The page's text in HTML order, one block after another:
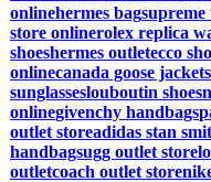
onlinehermes bagsupreme
store onlinerolex replica
shoeshermes outletecco
onlinecanada goose jackets
sunglasseslouboutin shoes
onlinegivenchy handbags
outlet storeadidas stan
handbagsugg outlet store
outletcoach outlet store